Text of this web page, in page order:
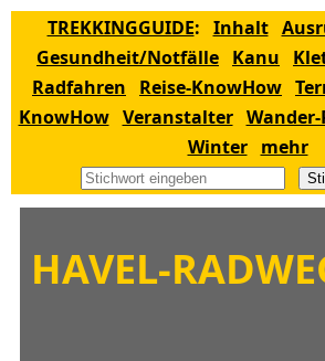
TREKKINGGUIDE: Inhalt
Gesundheit/Notfälle Kanu
Radfahren
Reise-KnowHow
KnowHow Veranstalter
Winter
mehr
HAVEL-